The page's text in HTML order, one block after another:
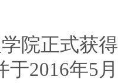
院正式获
于2016年5